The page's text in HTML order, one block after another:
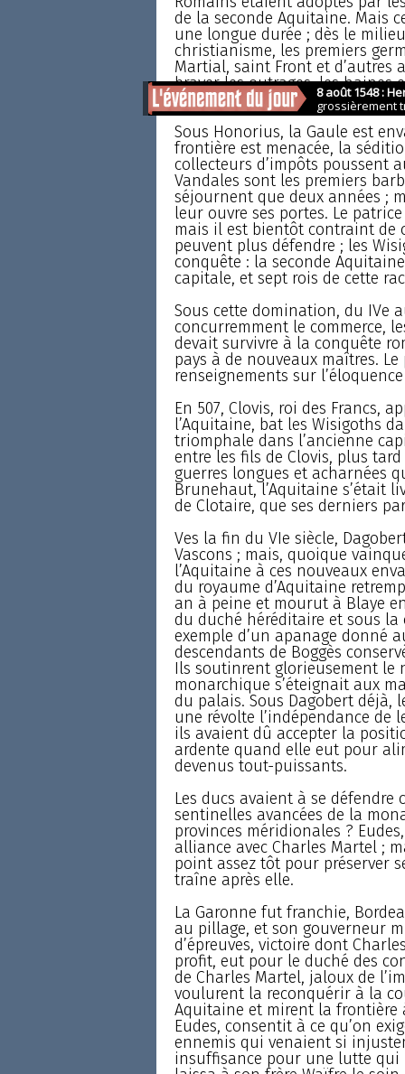
de la seconde Aquitaine. Mais
une longue durée ; dès le
christianisme, les premiers
Martial, saint Front et d’autres
braver les outrages, les haines
l’Évangile. Ils sont persécutés,
Sous Honorius, la Gaule est
frontière est menacée, la
collecteurs d’impôts poussent
Vandales sont les premiers
séjournent que deux années ;
leur ouvre ses portes. Le
mais il est bientôt contraint de
peuvent plus défendre ; les
conquête : la seconde
capitale, et sept rois de cette
Sous cette domination, du IVe
concurremment le commerce,
devait survivre à la conquête
pays à de nouveaux maîtres.
renseignements sur
En 507, Clovis, roi des Francs,
l’Aquitaine, bat les Wisigoths
triomphale dans l’ancienne
entre les fils de Clovis, plus
guerres longues et acharnées
Brunehaut, l’Aquitaine s’était
de Clotaire, que ses derniers
Ves la fin du VIe siècle,
Vascons ; mais, quoique
l’Aquitaine à ces nouveaux
du royaume d’Aquitaine
an à peine et mourut à Blaye
du duché héréditaire et sous la
exemple d’un apanage donné
descendants de Boggès
Ils soutinrent glorieusement le
monarchique s’éteignait aux
du palais. Sous Dagobert déjà,
une révolte l’indépendance de
ils avaient dû accepter la
ardente quand elle eut pour
devenus tout-puissants.
Les ducs avaient à se défendre
sentinelles avancées de la
provinces méridionales ?
alliance avec Charles Martel ;
point assez tôt pour préserver
traîne après elle.
La Garonne fut franchie,
au pillage, et son gouverneur
d’épreuves, victoire dont
profit, eut pour le duché des
de Charles Martel, jaloux de
voulurent la reconquérir à la
Aquitaine et mirent la frontière
Eudes, consentit à ce qu’on
ennemis qui venaient si
insuffisance pour une lutte qui